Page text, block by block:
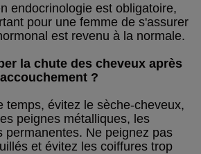
endocrinologie est obligatoire,
pour une femme de s'assurer
est revenu à la normale.
la chute des cheveux après
?
temps, évitez le sèche-cheveux,
peignes métalliques, les
permanentes. Ne peignez pas
et évitez les coiffures trop